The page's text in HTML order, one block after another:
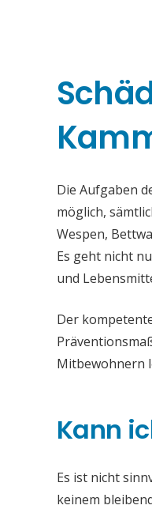
Die Aufgaben
möglich,
Wespen,
Es geht nicht
und
Der
Mitbewohnern
Kann
Es ist nicht
keinem